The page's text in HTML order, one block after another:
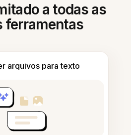
a todas as
ferramentas
arquivos para texto